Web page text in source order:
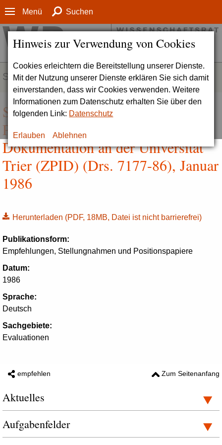
Hinweis zur Verwendung von Cookies
Cookies erleichtern die Bereitstellung unserer Dienste.
Mit der Nutzung unserer Dienste erklären Sie sich damit
einverstanden, dass wir Cookies verwenden. Weitere
Informationen zum Datenschutz erhalten Sie über den
folgenden Link: Datenschutz
Erlauben Ablehnen
Menü Suchen
SERVICE
Stellungnahme zur Zentralstelle für
Psychologische Information und
Dokumentation an der Universität
Trier (ZPID) (Drs. 7177-86), Januar
1986
Herunterladen (PDF, 18MB, Datei ist nicht barrierefrei)
Publikationsform:
Empfehlungen, Stellungnahmen und Positionspapiere
Datum:
1986
Sprache:
Deutsch
Sachgebiete:
Evaluationen
empfehlen Zum Seitenanfang
Aktuelles
Aufgabenfelder